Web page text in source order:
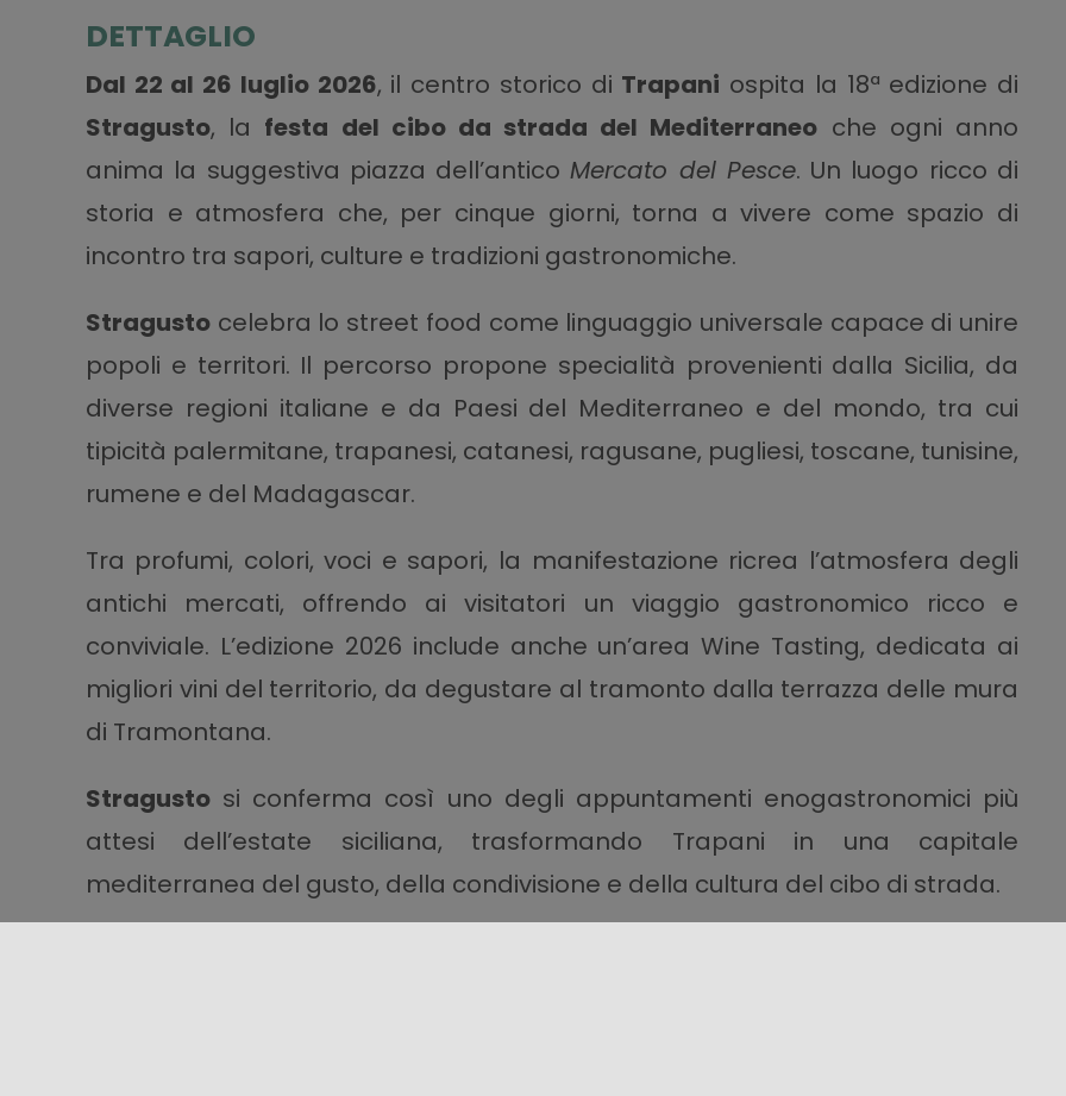
DETTAGLIO
Dal 22 al 26 luglio 2026, il centro storico di Trapani ospita la 18ª edizione di
Stragusto, la festa del cibo da strada del Mediterraneo che ogni anno
anima la suggestiva piazza dell’anticoMercato del Pesce. Un luogo ricco di
storia e atmosfera che, per cinque giorni, torna a vivere come spazio di
incontro tra sapori, culture e tradizioni gastronomiche.
Stragustocelebra lo street food come linguaggio universale capace di unire
popoli e territori. Il percorso propone specialità provenienti dalla Sicilia, da
diverse regioni italiane e da Paesi del Mediterraneo e del mondo, tra cui
tipicità palermitane, trapanesi, catanesi, ragusane, pugliesi, toscane, tunisine,
rumene e del Madagascar.
Tra profumi, colori, voci e sapori, la manifestazione ricrea l’atmosfera degli
antichi mercati, offrendo ai visitatori un viaggio gastronomico ricco e
conviviale. L’edizione 2026 include anche un’area Wine Tasting, dedicata ai
migliori vini del territorio, da degustare al tramonto dalla terrazza delle mura
di Tramontana.
Stragustosi conferma così uno degli appuntamenti enogastronomici più
attesi dell’estate siciliana, trasformando Trapani in una capitale
mediterranea del gusto, della condivisione e della cultura del cibo di strada.